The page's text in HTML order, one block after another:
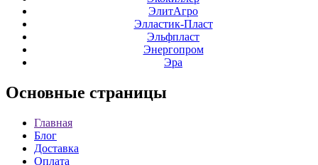
ЭлитАгро
Элластик-Пласт
Эльфпласт
Энергопром
Эра
Основные страницы
Главная
Блог
Доставка
Оплата